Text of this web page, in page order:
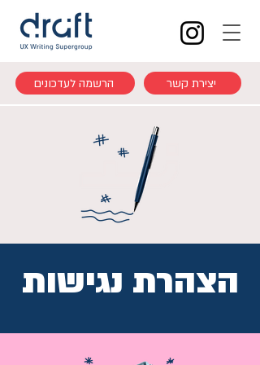
הרשמה לעדכונים יצירת קשר
הצהרת נגישות